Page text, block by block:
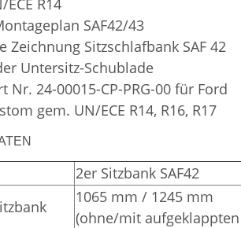
SAF42/43
Zeichnung Sitzschlafbank SAF 42
Untersitz-Schublade
Nr. 24-00015-CP-PRG-00 für Ford
gem. UN/ECE R14, R16, R17
2er Sitzbank SAF42
1065 mm / 1245 mm
(ohne/mit